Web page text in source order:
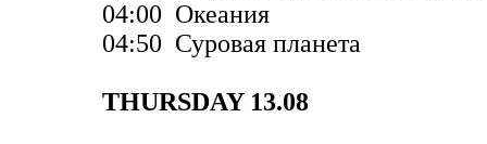
04:00 Океания
04:50 Суровая планета
THURSDAY 13.08